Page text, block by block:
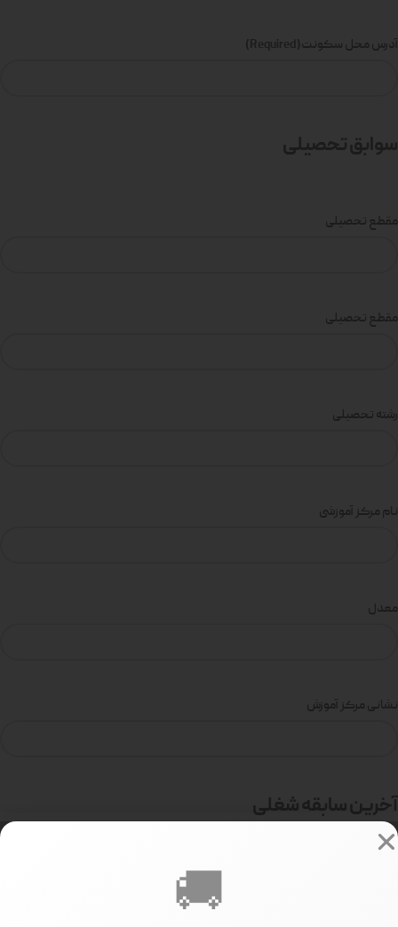
آدرس محل سکونت(Required)
سوابق تحصیلی
مقطع تحصیلی
مقطع تحصیلی
رشته تحصیلی
نام مرکز آموزشی
معدل
نشانی مرکز آموزش
آخرین سابقه شغلی
🚚